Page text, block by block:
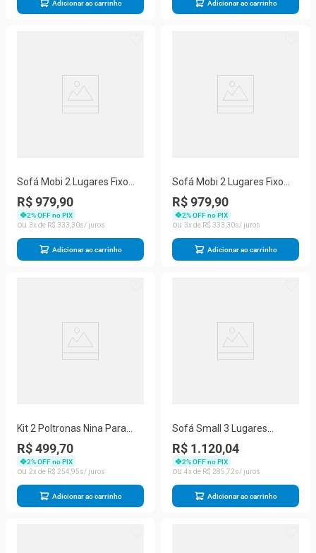
Adicionar ao carrinho Adicionar ao carrinho
Sofá Mobi 2 Lugares Fixo
150CM Creme Suede
Cappuccino Pequeno
Herrero
R$ 979,90
2% OFF no PIX
3
R$ 333 30
Adicionar ao carrinho
Sofá Mobi 2 Lugares Fixo
150CM Vermelho Suede
para Ambientes Pequenos
Herrero
R$ 979,90
2% OFF no PIX
3
R$ 333 30
Adicionar ao carrinho
Kit 2 Poltronas Nina Para
Recepção Suede Marrom
Herrero
R$ 499,70
2% OFF no PIX
2
R$ 254 95
Adicionar ao carrinho
Sofá Small 3 Lugares
Conforto 160cm Suede
Bege Herrero Decor Bege
R$ 1.120,04
2% OFF no PIX
4
R$ 285 72
Adicionar ao carrinho